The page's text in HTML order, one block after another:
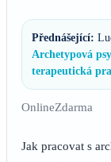
Přednášející:
Archetypová
terapeutická
OnlineZdarma
Jak pracovat s